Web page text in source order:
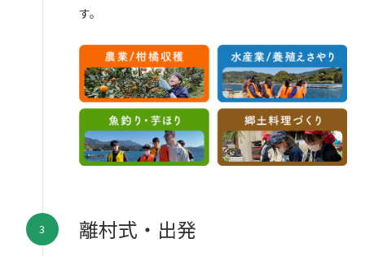
す。
離村式・出発